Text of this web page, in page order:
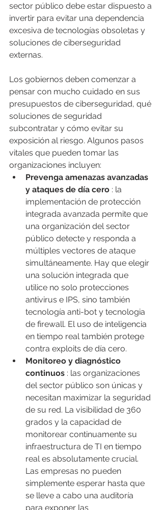
sector público debe estar dispuesto a
invertir para evitar una dependencia
excesiva de tecnologías obsoletas y
soluciones de ciberseguridad
externas.
Los gobiernos deben comenzar a
pensar con mucho cuidado en sus
presupuestos de ciberseguridad, qué
soluciones de seguridad
subcontratar y cómo evitar su
exposición al riesgo. Algunos pasos
vitales que pueden tomar las
organizaciones incluyen:
Prevenga amenazas avanzadas
y ataques de día cero : la
implementación de protección
integrada avanzada permite que
una organización del sector
público detecte y responda a
múltiples vectores de ataque
simultáneamente. Hay que elegir
una solución integrada que
utilice no solo protecciones
antivirus e IPS, sino también
tecnología anti-bot y tecnologia
de firewall. El uso de inteligencia
en tiempo real también protege
contra exploits de día cero.
Monitoreo y diagnóstico
continuos : las organizaciones
del sector público son únicas y
necesitan maximizar la seguridad
de su red. La visibilidad de 360 ​​
grados y la capacidad de
monitorear continuamente su
infraestructura de TI en tiempo
real es absolutamente crucial.
Las empresas no pueden
simplemente esperar hasta que
se lleve a cabo una auditoría
para exponer las